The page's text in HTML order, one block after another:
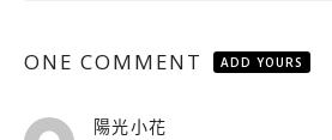
ONE COMMENT ADD YOURS
陽光小花